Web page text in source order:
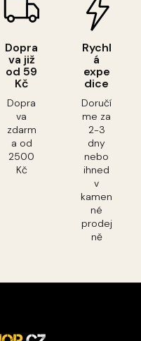
Dopra
va již
od 59
Kč
Dopra
va
zdarm
a od
2500
Kč
Rychl
á
expe
dice
Doručí
me za
2-3
dny
nebo
ihned
v
kamen
né
prodej
ně